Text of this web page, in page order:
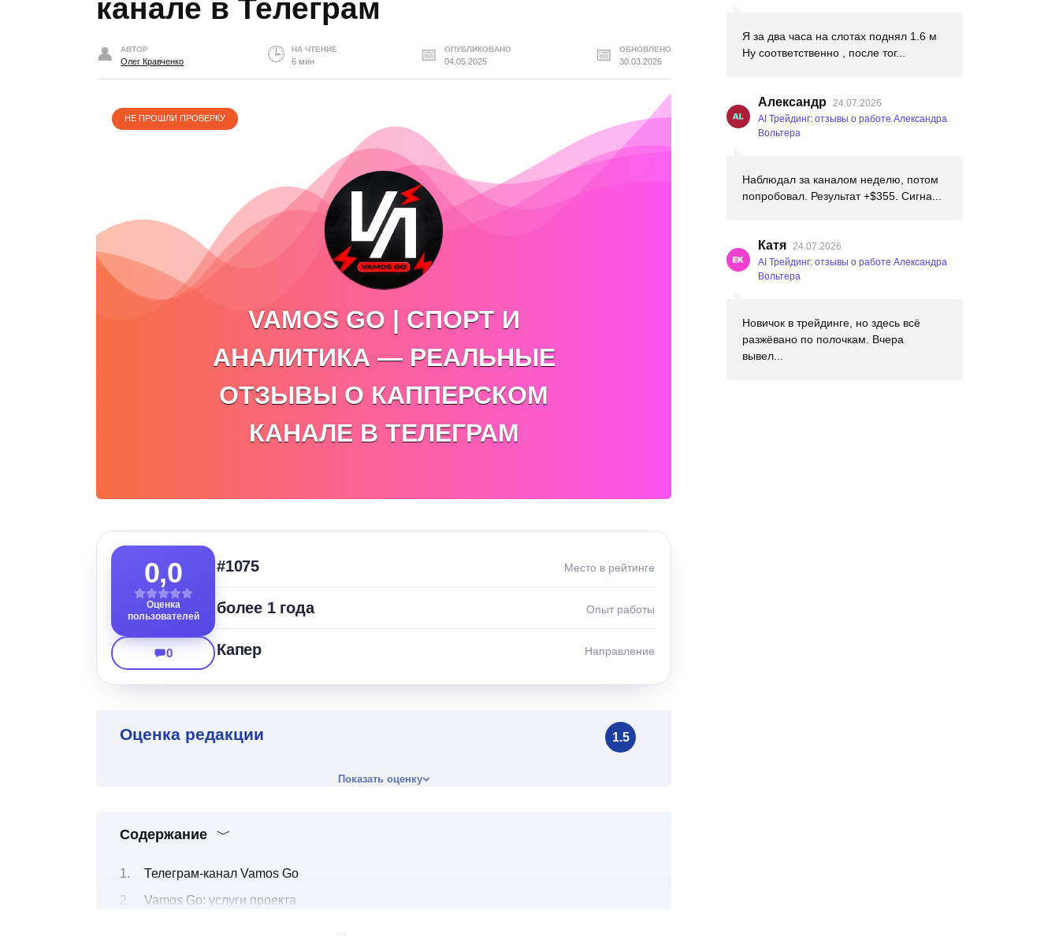
канале в Телеграм
АВТОР
Олег Кравченко
НА ЧТЕНИЕ
6 мин
ОПУБЛИКОВАНО
04.05.2025
ОБНОВЛЕНО
30.03.2026
VAMOS GO | СПОРТ И
АНАЛИТИКА — РЕАЛЬНЫЕ
ОТЗЫВЫ О КАППЕРСКОМ
КАНАЛЕ В ТЕЛЕГРАМ
НЕ ПРОШЛИ ПРОВЕРКУ
0,0
Оценка
пользователей
0
#1075 Место в рейтинге
более 1 года Опыт работы
Капер Направление
Оценка редакции 1.5
Показать оценку
Содержание
Телеграм-канал Vamos Go
Vamos Go: услуги проекта
Я за два часа на слотах поднял 1.6 м
Ну соответственно , после тог...
Александр
24.07.2026
AI Трейдинг: отзывы о работе Александра
Вольтера
Наблюдал за каналом неделю, потом
попробовал. Результат +$355. Сигна...
Катя 24.07.2026
AI Трейдинг: отзывы о работе Александра
Вольтера
Новичок в трейдинге, но здесь всё
разжёвано по полочкам. Вчера
вывел...